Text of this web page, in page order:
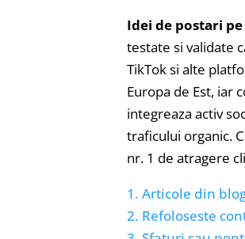
Idei de postari
testate si validate
TikTok si alte
Europa de Est, iar
integreaza activ
traficului organic.
nr. 1 de atragere
1. Articole din
2. Refoloseste